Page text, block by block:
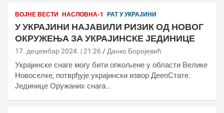
ВОЈНЕ ВЕСТИ НАСЛОВНА-1 РАТ У УКРАЈИНИ
У УКРАЈИНИ НАЈАВИЛИ РИЗИК ОД НОВОГ
ОКРУЖЕЊА ЗА УКРАЈИНСКЕ ЈЕДИНИЦЕ
17. децембар 2024. | 21:26 Данко Боројевић
Украјинске снаге могу бити опкољене у области Велике
Новоселке, потврђује украјински извор ДеепСтате.
Јединице Оружаних снага…